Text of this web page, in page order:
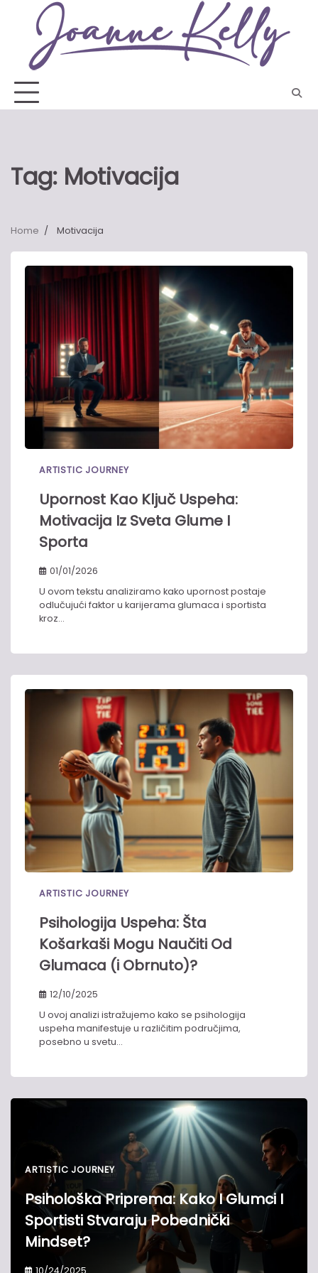
content
Tag: Motivacija
Home Motivacija
ARTISTIC JOURNEY
Upornost Kao Ključ Uspeha:
Motivacija Iz Sveta Glume I
Sporta
01/01/2026
U ovom tekstu analiziramo kako upornost postaje
odlučujući faktor u karijerama glumaca i sportista
kroz…
ARTISTIC JOURNEY
Psihologija Uspeha: Šta
Košarkaši Mogu Naučiti Od
Glumaca (i Obrnuto)?
12/10/2025
U ovoj analizi istražujemo kako se psihologija
uspeha manifestuje u različitim područjima,
posebno u svetu…
ARTISTIC JOURNEY
Psihološka Priprema: Kako I Glumci I
Sportisti Stvaraju Pobednički
Mindset?